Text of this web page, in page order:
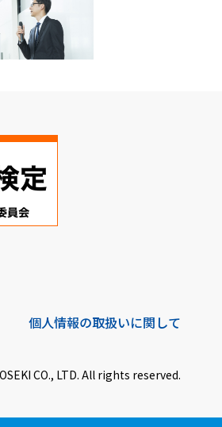
個人情報の取扱いに関して
CO., LTD. All rights reserved.